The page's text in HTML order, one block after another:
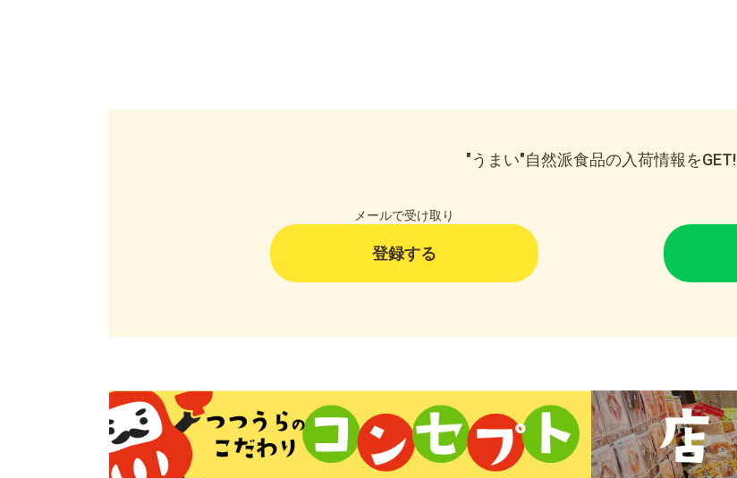
"うまい"自然派食品の入荷情報をGET!
メールで受け取り
登録する